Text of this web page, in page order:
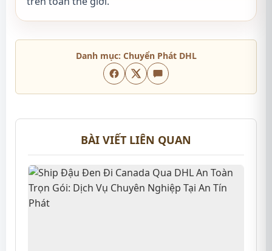
Danh mục: Chuyển Phát DHL
BÀI VIẾT LIÊN QUAN